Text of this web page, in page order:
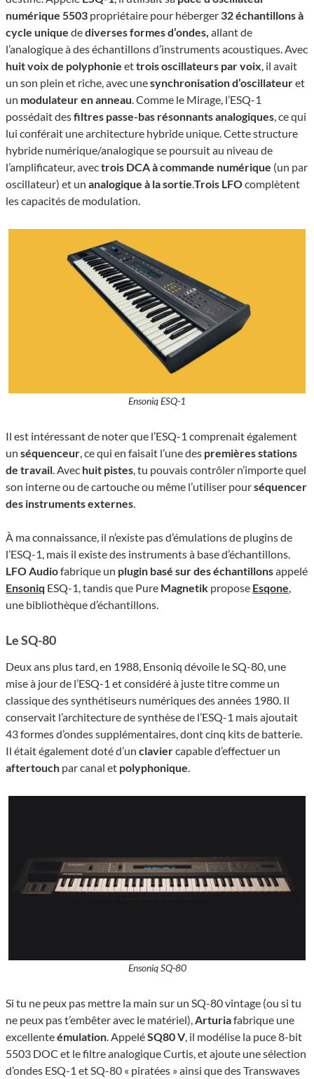
numérique 5503 propriétaire pour héberger 32 échantillons à
cycle unique dediverses formes d’ondes, allant de
l’analogique à des échantillons d’instruments acoustiques. Avec
huit voix de polyphonie ettrois oscillateurs par voix, il avait
un son plein et riche, avec unesynchronisation d’oscillateuret
un modulateur en anneau. Comme le Mirage, l’ESQ-1
possédait desfiltres passe-bas résonnants analogiques, ce qui
lui conférait une architecture hybride unique. Cette structure
hybride numérique/analogique se poursuit au niveau de
l’amplificateur, avectrois DCA à commande numérique (un par
oscillateur) et un analogique à la sortie.Trois LFOcomplètent
les capacités de modulation.
Ensoniq ESQ-1
Il est intéressant de noter que l’ESQ-1 comprenait également
un séquenceur, ce qui en faisait l’une des premières stations
de travail. Avec huit pistes, tu pouvais contrôler n’importe quel
son interne ou de cartouche ou même l’utiliser pourséquencer
des instruments externes.
À ma connaissance, il n’existe pas d’émulations de plugins de
l’ESQ-1, mais il existe des instruments à base d’échantillons.
LFO Audiofabrique un plugin basé sur des échantillonsappelé
Ensoniq ESQ-1, tandis que Pure Magnetik propose Esqone,
une bibliothèque d’échantillons.
Le SQ-80
Deux ans plus tard, en 1988, Ensoniq dévoile le SQ-80, une
mise à jour de l’ESQ-1 et considéré à juste titre comme un
classique des synthétiseurs numériques des années 1980. Il
conservait l’architecture de synthèse de l’ESQ-1 mais ajoutait
43 formes d’ondes supplémentaires, dont cinq kits de batterie.
Il était également doté d’un claviercapable d’effectuer un
aftertouch par canal et polyphonique.
Ensoniq SQ-80
Si tu ne peux pas mettre la main sur un SQ-80 vintage (ou si tu
ne peux pas t’embêter avec le matériel),Arturiafabrique une
excellenteémulation. AppeléSQ80 V, il modélise la puce 8-bit
5503 DOC et le filtre analogique Curtis, et ajoute une sélection
d’ondes ESQ-1 et SQ-80 « piratées » ainsi que des Transwaves